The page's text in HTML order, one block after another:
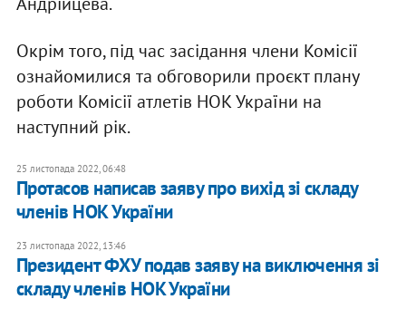
Окрім того, під час засідання члени Комісії
ознайомилися та обговорили проєкт плану
роботи Комісії атлетів НОК України на
наступний рік.
25 листопада 2022, 06:48
Протасов написав заяву про вихід зі складу
членів НОК України
23 листопада 2022, 13:46
Президент ФХУ подав заяву на виключення зі
складу членів НОК України